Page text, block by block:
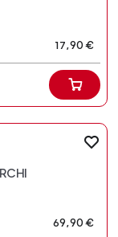
17,90 €
69,90 €